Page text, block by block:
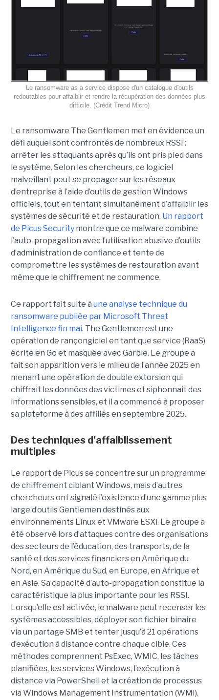
Le ransomware as a service dispose d'un catalogue d'outils
redoutables pour affaiblir et rendre la récupération des données plus
difficile. (Crédit Trend Micro)
Le ransomware The Gentlemen met en évidence un
défi auquel sont confrontés de nombreux RSSI :
arrêter les attaquants après qu’ils ont pris pied dans
le système. Selon les chercheurs, ce logiciel
malveillant peut se propager sur les réseaux
d’entreprise à l’aide d’outils de gestion Windows
officiels, tout en tentant simultanément d’affaiblir les
systèmes de sécurité et de restauration. Un rapport
de Picus Securitymontre que ce malware combine
l’auto-propagation avec l’utilisation abusive d’outils
d’administration de confiance et tente de
compromettre les systèmes de restauration avant
même que le chiffrement ne commence.
Ce rapport fait suite à une analyse technique du
ransomware publiée par Microsoft Threat
Intelligence fin mai. The Gentlemen est une
opération de rançongiciel en tant que service (RaaS)
écrite en Go et masquée avec Garble. Le groupe a
fait son apparition vers le milieu de l’année 2025 en
menant une opération de double extorsion qui
chiffrait les données des victimes et siphonnait des
informations sensibles, et il a commencé à proposer
sa plateforme à des affiliés en septembre 2025.
Des techniques d’affaiblissement
multiples
Le rapport de Picus se concentre sur un programme
de chiffrement ciblant Windows, mais d’autres
chercheurs ont signalé l’existence d’une gamme plus
large d’outils Gentlemen destinés aux
environnements Linux et VMware ESXi. Le groupe a
été observé lors d’attaques contre des organisations
des secteurs de l’éducation, des transports, de la
santé et des services financiers en Amérique du
Nord, en Amérique du Sud, en Europe, en Afrique et
en Asie. Sa capacité d’auto-propagation constitue la
caractéristique la plus importante pour les RSSI.
Lorsqu’elle est activée, le malware peut recenser les
systèmes accessibles, déployer son fichier binaire
via un partage SMB et tenter jusqu’à 21 opérations
d’exécution à distance contre chaque cible. Ces
méthodes comprennent PsExec, WMIC, les tâches
planifiées, les services Windows, l’exécution à
distance via PowerShell et la création de processus
via Windows Management Instrumentation (WMI).